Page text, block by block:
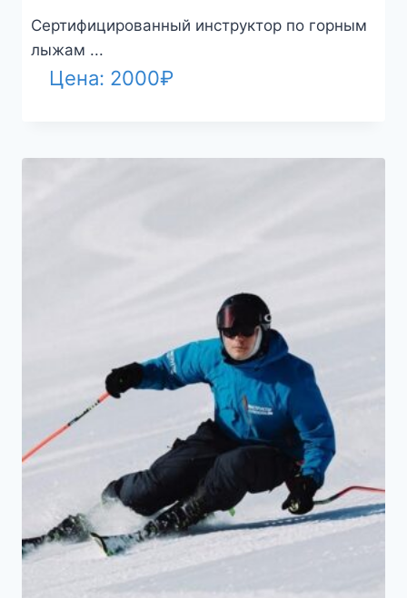
Сертифицированный инструктор по горным
лыжам ...
Цена: 2000₽